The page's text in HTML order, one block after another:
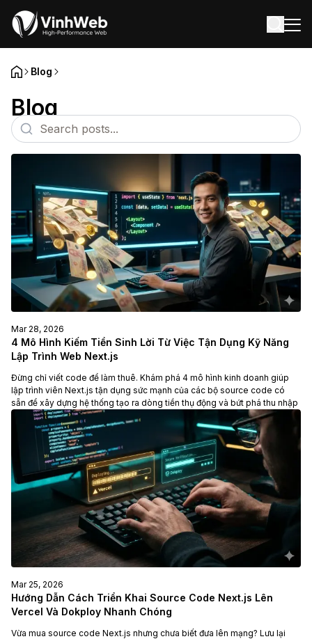
Blog
Blog
Mar 28, 2026
4 Mô Hình Kiếm Tiền Sinh Lời Từ Việc Tận Dụng Kỹ Năng
Lập Trình Web Next.js
Đừng chỉ viết code để làm thuê. Khám phá 4 mô hình kinh doanh giúp
lập trình viên Next.js tận dụng sức mạnh của các bộ source code có
sẵn để xây dựng hệ thống tạo ra dòng tiền thụ động và bứt phá thu nhập
Mar 25, 2026
Hướng Dẫn Cách Triển Khai Source Code Next.js Lên
Vercel Và Dokploy Nhanh Chóng
Vừa mua source code Next.js nhưng chưa biết đưa lên mạng? Lưu lại